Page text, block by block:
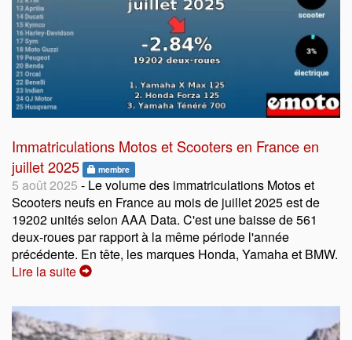
Immatriculations Motos et Scooters en France en
juillet 2025
membre
5 août 2025 - Le volume des immatriculations Motos et
Scooters neufs en France au mois de juillet 2025 est de
19202 unités selon AAA Data. C'est une baisse de 561
deux-roues par rapport à la même période l'année
précédente. En tête, les marques Honda, Yamaha et BMW.
Lire la suite